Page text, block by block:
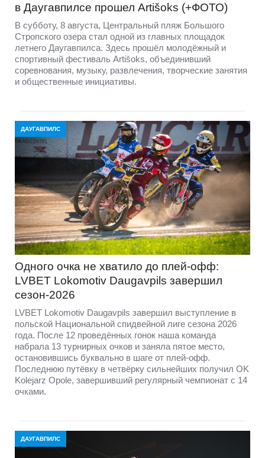
в Даугавпилсе прошел Artišoks (+ФОТО)
В субботу, 8 августа, Центральный пляж Большого
Стропского озера стал одной из главных площадок
летнего Даугавпилса. Здесь прошёл молодёжный и
спортивный фестиваль Artišoks, объединивший
соревнования, музыку, развлечения, творческие занятия
и общественные инициативы.
ДАУГАВПИЛС
Одного очка не хватило до плей-офф:
LVBET Lokomotiv Daugavpils завершил
сезон-2026
LVBET Lokomotiv Daugavpils завершил выступление в
польской Национальной спидвейной лиге сезона 2026
года. После 12 проведённых гонок наша команда
набрала 13 турнирных очков и заняла пятое место,
остановившись буквально в шаге от плей-офф.
Последнюю путёвку в четвёрку сильнейших получил OK
Kolejarz Opole, завершивший регулярный чемпионат с 14
очками.
ДАУГАВПИЛС